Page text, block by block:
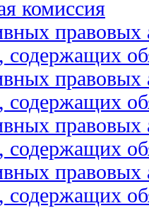
комиссия
правовых
содержащих
правовых
содержащих
правовых
содержащих
правовых
содержащих